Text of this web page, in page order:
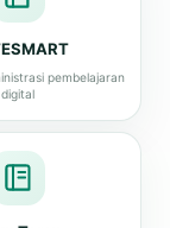
pembelajaran
digital